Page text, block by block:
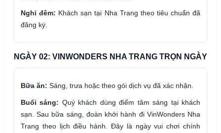
Nghỉ đêm: Khách sạn tại Nha Trang theo tiêu chuẩn đã
đăng ký.
NGÀY 02: VINWONDERS NHA TRANG TRỌN NGÀY
Bữa ăn: Sáng, trưa hoặc theo gói dịch vụ đã xác nhận.
Buổi sáng: Quý khách dùng điểm tâm sáng tại khách
sạn. Sau bữa sáng, đoàn khởi hành đi VinWonders Nha
Trang theo lịch điều hành. Đây là ngày vui chơi chính